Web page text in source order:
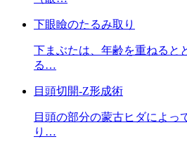
下眼瞼のたるみ取り
下まぶたは、年齢を重ねると
る…
目頭切開-Z形成術
目頭の部分の蒙古ヒダによっ
り…